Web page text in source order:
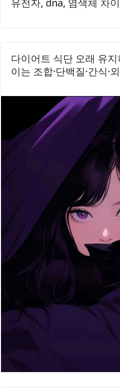
유전자, dna, 염색체 차
다이어트 식단 오래 유
이는 조합·단백질·간식·